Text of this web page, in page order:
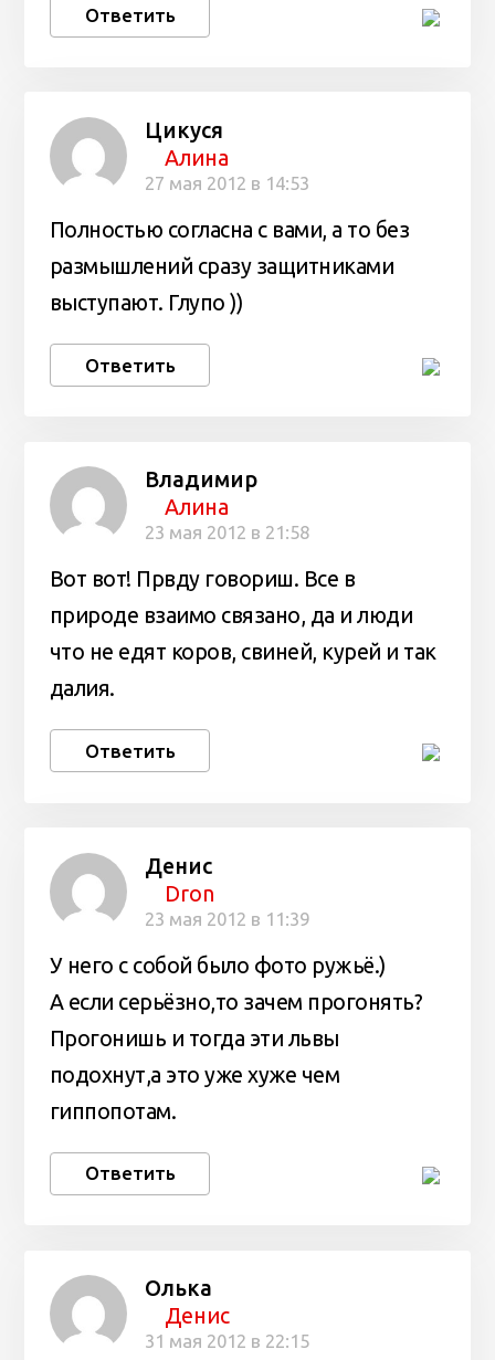
Ответить
Цикуся
Алина
27 мая 2012 в 14:53
Полностью согласна с вами, а то без
размышлений сразу защитниками
выступают. Глупо ))
Ответить
Владимир
Алина
23 мая 2012 в 21:58
Вот вот! Првду говориш. Все в
природе взаимо связано, да и люди
что не едят коров, свиней, курей и так
далия.
Ответить
Денис
Dron
23 мая 2012 в 11:39
У него с собой было фото ружьё.)
А если серьёзно,то зачем прогонять?
Прогонишь и тогда эти львы
подохнут,а это уже хуже чем
гиппопотам.
Ответить
Олька
Денис
31 мая 2012 в 22:15